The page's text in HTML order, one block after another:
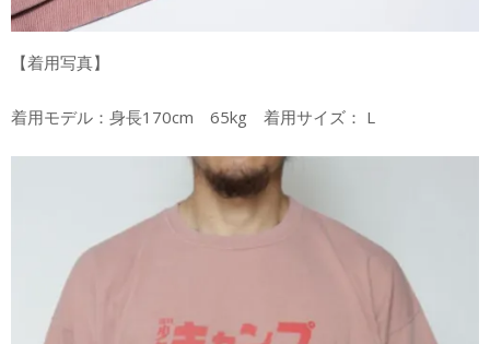
【着用写真】
着用モデル：身長170cm 65kg 着用サイズ： L